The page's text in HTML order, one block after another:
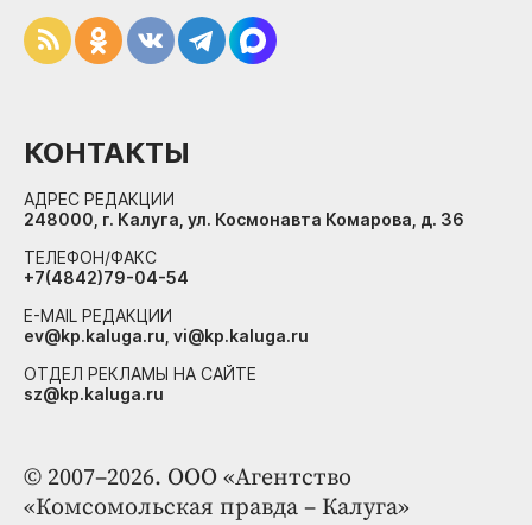
© 2007–2026. ООО «Агентство
«Комсомольская правда – Калуга»
КОНТАКТЫ
АДРЕС РЕДАКЦИИ
248000, г. Калуга, ул. Космонавта Комарова, д. 36
ТЕЛЕФОН/ФАКС
+7(4842)79-04-54
E-MAIL РЕДАКЦИИ
ev@kp.kaluga.ru, vi@kp.kaluga.ru
ОТДЕЛ РЕКЛАМЫ НА САЙТЕ
sz@kp.kaluga.ru